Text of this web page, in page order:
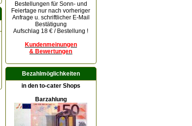
Bestellungen für Sonn- und
Feiertagenur nach vorheriger
Anfrage u. schriftlicher E-Mail
Bestätigung
Aufschlag 18 € / Bestellung !
Kundenmeinungen
& Bewertungen
Bezahlmöglichkeiten
in den to-cater Shops
Barzahlung